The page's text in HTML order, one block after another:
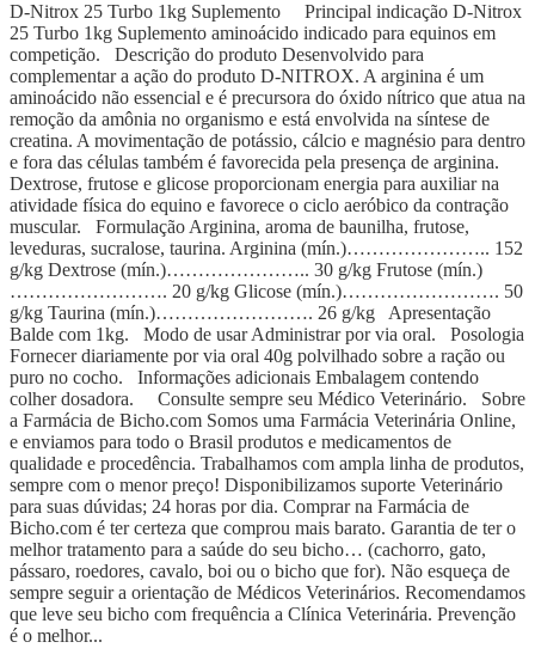
D-Nitrox 25 Turbo 1kg Suplemento Principal indicação D-Nitrox
25 Turbo 1kg Suplemento aminoácido indicado para equinos em
competição. Descrição do produto Desenvolvido para
complementar a ação do produto D-NITROX. A arginina é um
aminoácido não essencial e é precursora do óxido nítrico que atua na
remoção da amônia no organismo e está envolvida na síntese de
creatina. A movimentação de potássio, cálcio e magnésio para dentro
e fora das células também é favorecida pela presença de arginina.
Dextrose, frutose e glicose proporcionam energia para auxiliar na
atividade física do equino e favorece o ciclo aeróbico da contração
muscular. Formulação Arginina, aroma de baunilha, frutose,
leveduras, sucralose, taurina. Arginina (mín.)………………….. 152
g/kg Dextrose (mín.)………………….. 30 g/kg Frutose (mín.)
……………………. 20 g/kg Glicose (mín.)……………………. 50
g/kg Taurina (mín.)……………………. 26 g/kg Apresentação
Balde com 1kg. Modo de usar Administrar por via oral. Posologia
Fornecer diariamente por via oral 40g polvilhado sobre a ração ou
puro no cocho. Informações adicionais Embalagem contendo
colher dosadora. Consulte sempre seu Médico Veterinário. Sobre
a Farmácia de Bicho.com Somos uma Farmácia Veterinária Online,
e enviamos para todo o Brasil produtos e medicamentos de
qualidade e procedência. Trabalhamos com ampla linha de produtos,
sempre com o menor preço! Disponibilizamos suporte Veterinário
para suas dúvidas; 24 horas por dia. Comprar na Farmácia de
Bicho.com é ter certeza que comprou mais barato. Garantia de ter o
melhor tratamento para a saúde do seu bicho… (cachorro, gato,
pássaro, roedores, cavalo, boi ou o bicho que for). Não esqueça de
sempre seguir a orientação de Médicos Veterinários. Recomendamos
que leve seu bicho com frequência a Clínica Veterinária. Prevenção
é o melhor...